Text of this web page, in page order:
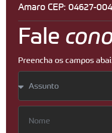
Amaro CEP: 04627-
Fale
Preencha os campos